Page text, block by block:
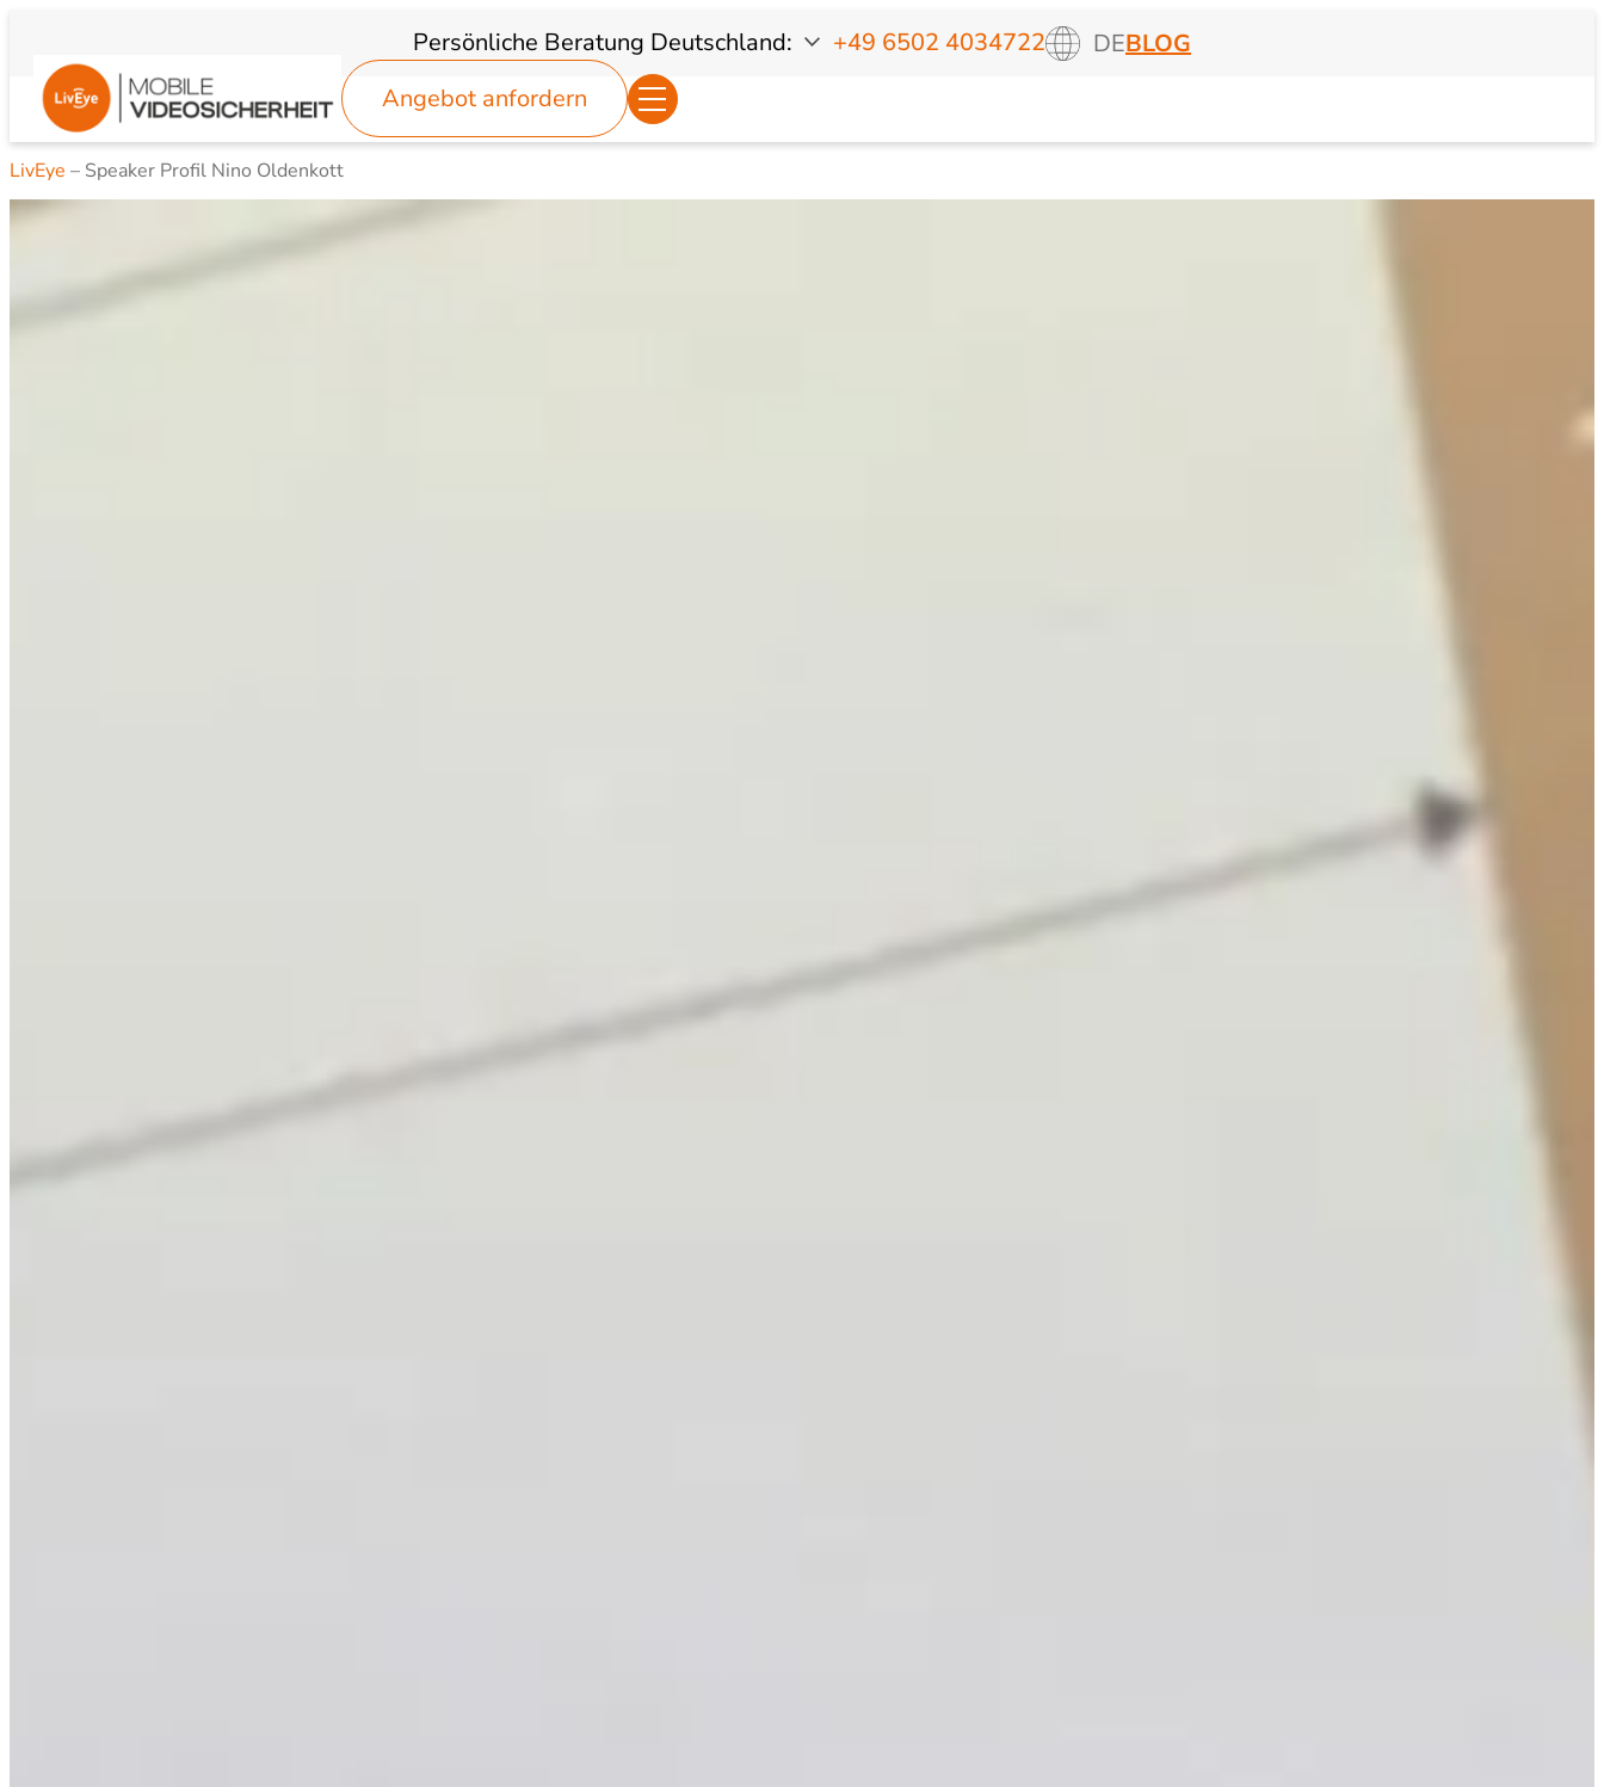
Inhalt
springen
Persönliche Beratung Deutschland: +49 6502 4034722 DEBLOG
Angebot anfordern
LivEye – Speaker Profil Nino Oldenkott